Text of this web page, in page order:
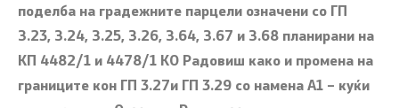
поделба на градежните парцели означени со ГП
З.23, З.24, З.25, З.26, З.64, З.67 и З.68 планирани на
КП 4482/1 и 4478/1 КО Радовиш како и промена на
границите кон ГП 3.27и ГП 3.29 со намена А1 – куќи